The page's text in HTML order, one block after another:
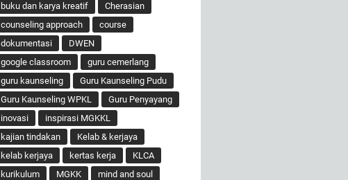
buku dan karya kreatif
Cherasian
counseling approach
course
dokumentasi
DWEN
google classroom
guru cemerlang
guru kaunseling
Guru Kaunseling Pudu
Guru Kaunseling WPKL
Guru Penyayang
inovasi
inspirasi MGKKL
kajian tindakan
Kelab & kerjaya
kelab kerjaya
kertas kerja
KLCA
kurikulum
MGKK
mind and soul